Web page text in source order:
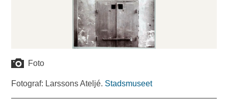
Foto
Fotograf: Larssons Ateljé. Stadsmuseet